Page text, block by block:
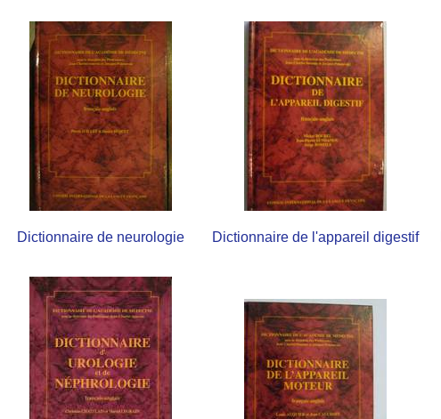
Dictionnaire de neurologie Dictionnaire de l'appareil digestif